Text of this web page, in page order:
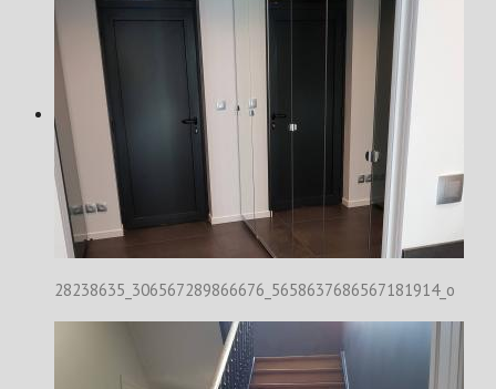
28238635_306567289866676_5658637686567181914_o